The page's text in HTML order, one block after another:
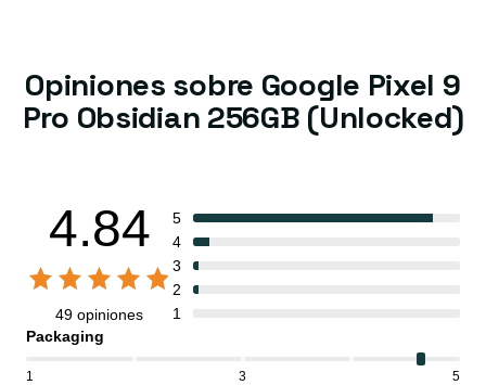
Opiniones sobre Google Pixel 9
Pro Obsidian 256GB (Unlocked)
4.84
49 opiniones
5
4
3
2
1
Packaging
1 3 5